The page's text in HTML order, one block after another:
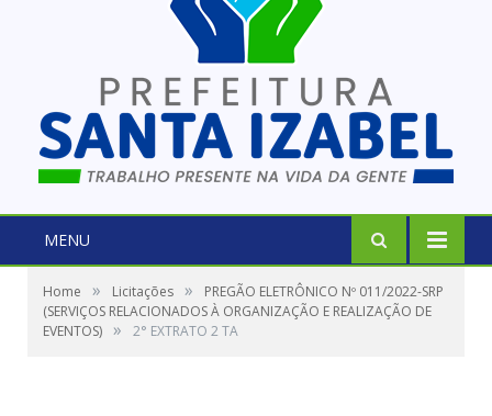
MENU
Home » Licitações »
PREGÃO ELETRÔNICO Nº 011/2022-SRP
(SERVIÇOS RELACIONADOS À ORGANIZAÇÃO E REALIZAÇÃO DE
EVENTOS) » 2° EXTRATO 2 TA